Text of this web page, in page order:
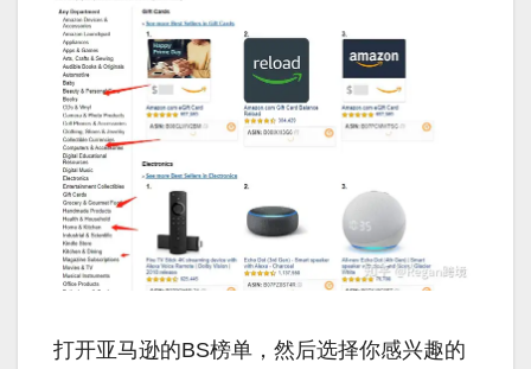
打开亚马逊的BS榜单，然后选择你感兴趣的